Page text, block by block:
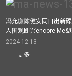
冯允谦陈健安同日出新
人围观即兴encore Me&
2024-12-13
更多